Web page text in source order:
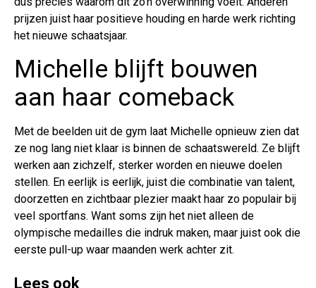
prijzen juist haar positieve houding en harde werk richting
het nieuwe schaatsjaar.
Michelle blijft bouwen
aan haar comeback
Met de beelden uit de gym laat Michelle opnieuw zien dat
ze nog lang niet klaar is binnen de schaatswereld. Ze blijft
werken aan zichzelf, sterker worden en nieuwe doelen
stellen. En eerlijk is eerlijk, juist die combinatie van talent,
doorzetten en zichtbaar plezier maakt haar zo populair bij
veel sportfans. Want soms zijn het niet alleen de
olympische medailles die indruk maken, maar juist ook die
eerste pull-up waar maanden werk achter zit.
Lees ook